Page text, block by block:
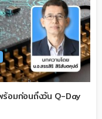
ร้อมก่อนถึงวัน Q-Day